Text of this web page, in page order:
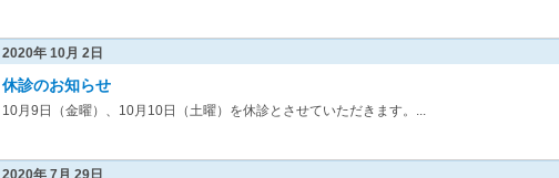
2020年 10月 2日
休診のお知らせ
10月9日（金曜）、10月10日（土曜）を休診とさせていただきます。...
2020年 7月 29日